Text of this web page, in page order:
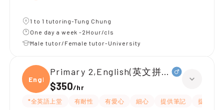
1 to 1 tutoring-Tung Chung
One day a week -2Hour/cls
Male tutor/Female tutor-University
Engli
Primary 2,English(英文拼音+閱讀)
$350/hr
*全英語上堂 有耐性 有愛心 細心 提供筆記
提供練